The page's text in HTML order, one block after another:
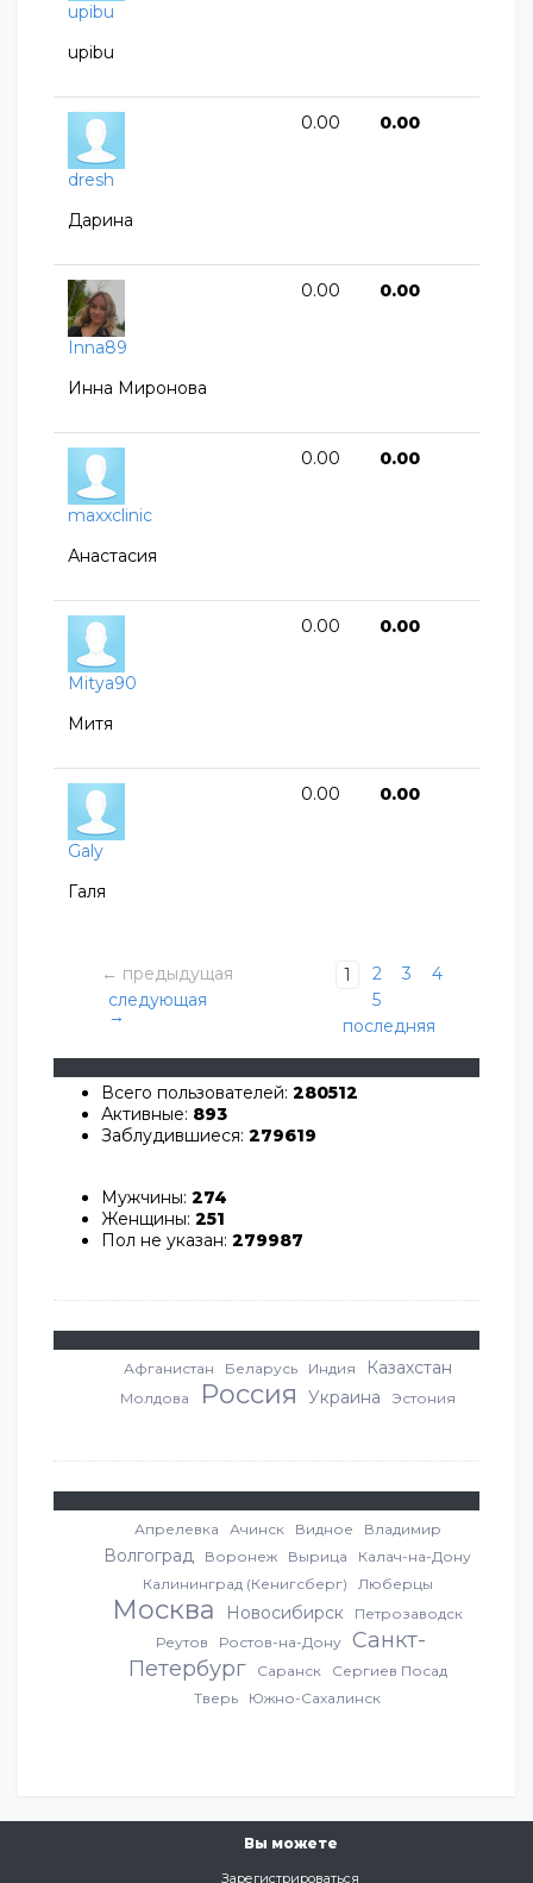
Всего пользователей: 280512
Активные: 893
Заблудившиеся: 279619
Мужчины: 274
Женщины: 251
Пол не указан: 279987
Афганистан Беларусь Индия Казахстан
Молдова Россия Украина Эстония
Апрелевка Ачинск Видное Владимир
Волгоград Воронеж Вырица
Калач-на-Дону
Калининград (Кенигсберг)
Люберцы
Москва Новосибирск
Петрозаводск
Реутов
Ростов-на-Дону
Санкт-
Петербург
Саранск
Сергиев Посад
Тверь
Южно-Сахалинск
upibu
upibu
dresh
Дарина
0.00 0.00
Inna89
Инна Миронова
0.00 0.00
maxxclinic
Анастасия
0.00 0.00
Mitya90
Митя
0.00 0.00
Galy
Галя
0.00 0.00
← предыдущая
следующая
→
1 2 3
4
5
последняя
Вы можете
Зарегистрироваться